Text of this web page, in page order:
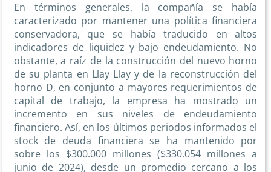
En términos generales, la compañía se había
caracterizado por mantener una política financiera
conservadora, que se había traducido en altos
indicadores de liquidez y bajo endeudamiento. No
obstante, a raíz de la construcción del nuevo horno
de su planta en Llay Llay y de la reconstrucción del
horno D, en conjunto a mayores requerimientos de
capital de trabajo, la empresa ha mostrado un
incremento en sus niveles de endeudamiento
financiero. Así, en los últimos periodos informados el
stock de deuda financiera se ha mantenido por
sobre los $300.000 millones ($330.054 millones a
junio de 2024), desde un promedio cercano a los